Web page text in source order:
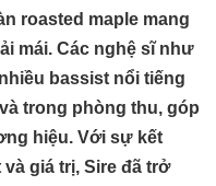
roasted maple mang
mái. Các nghệ sĩ như
bassist nổi tiếng
trong phòng thu, góp
hiệu. Với sự kết
giá trị, Sire đã trở